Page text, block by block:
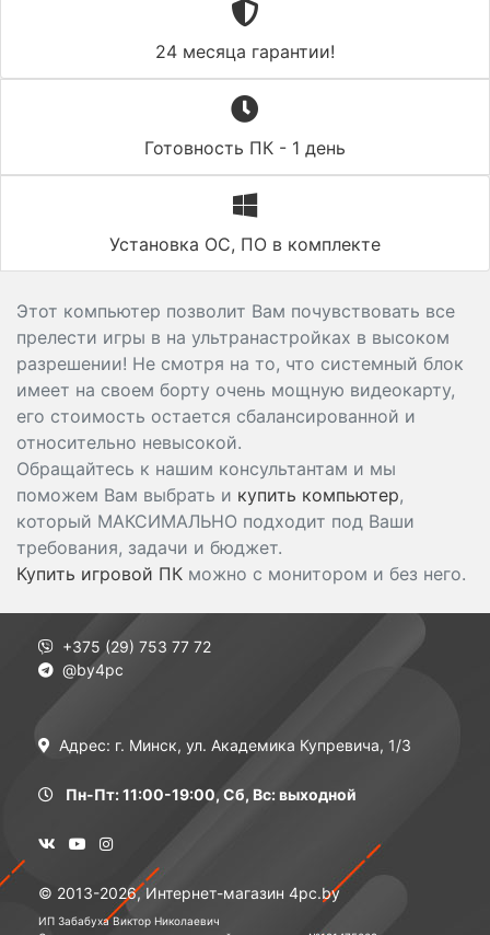
24 месяца гарантии!
Готовность ПК - 1 день
Установка ОС, ПО в комплекте
Этот компьютер позволит Вам почувствовать все
прелести игры в на ультранастройках в высоком
разрешении! Не смотря на то, что системный блок
имеет на своем борту очень мощную видеокарту,
его стоимость остается сбалансированной и
относительно невысокой.
Обращайтесь к нашим консультантам и мы
поможем Вам выбрать и купить компьютер,
который МАКСИМАЛЬНО подходит под Ваши
требования, задачи и бюджет.
Купить игровой ПК можно с монитором и без него.
+375 (29) 753 77 72
@by4pc
Адрес: г. Минск, ул. Академика Купревича, 1/3
Пн-Пт: 11:00-19:00, Сб, Вс: выходной
© 2013-2026, Интернет-магазин 4pc.by
ИП Забабуха Виктор Николаевич